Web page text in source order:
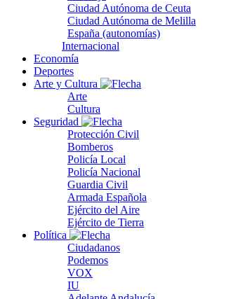
Ciudad Autónoma de Ceuta
Ciudad Autónoma de Melilla
España (autonomías)
Internacional
Economía
Deportes
Arte y Cultura
Arte
Cultura
Seguridad
Protección Civil
Bomberos
Policía Local
Policía Nacional
Guardia Civil
Armada Española
Ejército del Aire
Ejército de Tierra
Política
Ciudadanos
Podemos
VOX
IU